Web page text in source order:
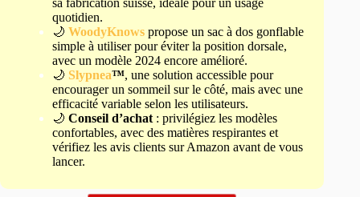
sa fabrication suisse, idéale pour un usage
quotidien.
🌙 WoodyKnows propose un sac à dos gonflable
simple à utiliser pour éviter la position dorsale,
avec un modèle 2024 encore amélioré.
🌙 Slypnea™, une solution accessible pour
encourager un sommeil sur le côté, mais avec une
efficacité variable selon les utilisateurs.
🌙 Conseil d’achat : privilégiez les modèles
confortables, avec des matières respirantes et
vérifiez les avis clients sur Amazon avant de vous
lancer.